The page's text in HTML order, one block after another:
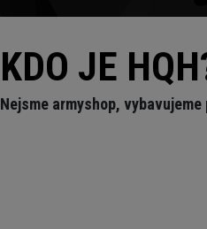
KDO JE
Nejsme armyshop,